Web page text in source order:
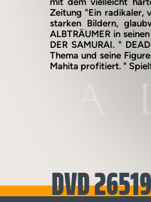
Zeitung "Ein radikaler,
starken Bildern,
ALBTRÄUMER in
DER SAMURAI. "
Thema und seine
Mahita profitiert. "
DVD 26519